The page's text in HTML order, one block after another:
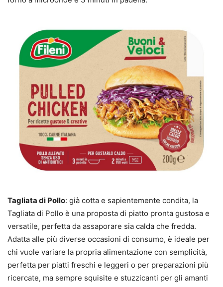
Tagliata di Pollo: già cotta e sapientemente condita, la
Tagliata di Pollo è una proposta di piatto pronta gustosa e
versatile, perfetta da assaporare sia calda che fredda.
Adatta alle più diverse occasioni di consumo, è ideale per
chi vuole variare la propria alimentazione con semplicità,
perfetta per piatti freschi e leggeri o per preparazioni più
ricercate, ma sempre squisite e stuzzicanti per gli amanti